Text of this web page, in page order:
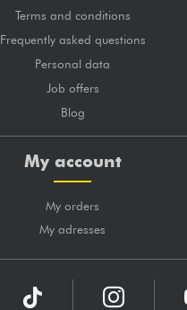
Terms and conditions
Frequently asked questions
Personal data
Job offers
Blog
My account
My orders
My adresses